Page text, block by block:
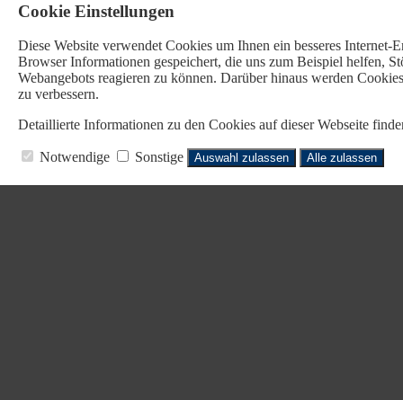
Cookie Einstellungen
Diese Website verwendet Cookies um Ihnen ein besseres
Browser Informationen gespeichert, die uns zum Beispiel helfen,
Webangebots reagieren zu können. Darüber hinaus werden
zu verbessern.
Detaillierte Informationen zu den Cookies auf dieser Webseite
Notwendige Sonstige Auswahl zulassen Alle zulassen